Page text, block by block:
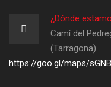
¿Dónde
Camí del
(Tarragona)
https://goo.gl/maps/